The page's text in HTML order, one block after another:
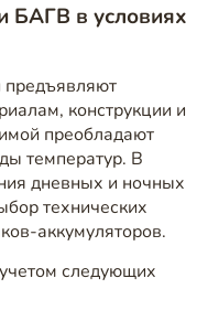
БАГВ в условиях
предъявляют
конструкции и
преобладают
температур. В
дневных и ночных
технических
аккумуляторов.
следующих